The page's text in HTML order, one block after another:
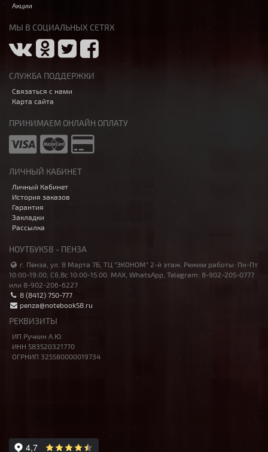
Акции
МЫ В СОЦИАЛЬНЫХ СЕТЯХ
СЛУЖБА ПОДДЕРЖКИ
Связаться с нами
Карта сайта
ПРИНИМАЕМ ОНЛАЙН ОПЛАТУ
ЛИЧНЫЙ КАБИНЕТ
Личный Кабинет
История заказов
Гарантия
Закладки
Рассылка
НОУТБУК58 - ПЕНЗА
г. Пенза, ул. 8 Марта 7Б, ТЦ "ЭКОНОМ" 2-й этаж. Режим работы: Пн-Пт
10:00-19:00, Сб,Вс 10:00-15:00. MAX, WhatsApp, Telegram: 8-902-205-0777
или 8-902-206-6227
8 (8412) 750-777
penza@notebook58.ru
РЕКВИЗИТЫ
ИП Ручкин А.Ю.
ИНН 583520321770
ОГРНИП 325580000019734